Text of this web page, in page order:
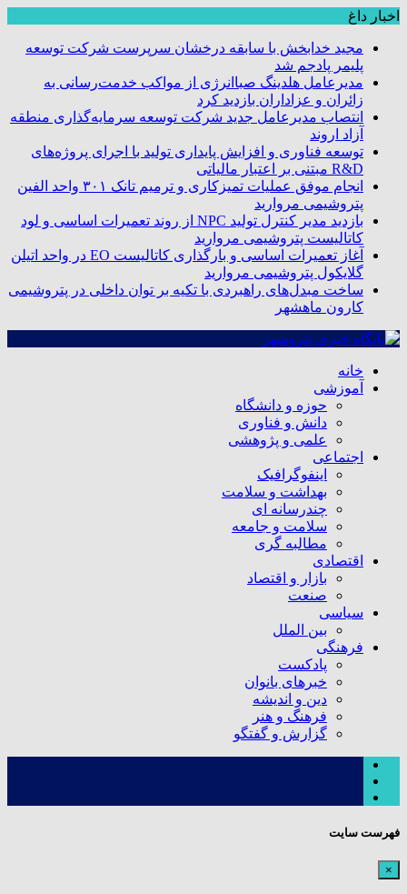
اخبار داغ
مجید خدابخش با سابقه درخشان سرپرست شرکت توسعه
پلیمر پادجم شد
مدیرعامل هلدینگ صباانرژی از مواکب خدمت‌رسانی به
زائران و عزاداران بازدید کرد
انتصاب مدیرعامل جدید شرکت توسعه سرمایه‌گذاری منطقه
آزاد اروند
توسعه فناوری و افزایش پایداری تولید با اجرای پروژه‌های
R&D مبتنی بر اعتبار مالیاتی
انجام موفق عملیات تمیزکاری و ترمیم تانک ۳۰۱ واحد الفین
پتروشیمی مروارید
بازدید مدیر کنترل تولید NPC از روند تعمیرات اساسی و لود
کاتالیست پتروشیمی مروارید
آغاز تعمیرات اساسی و بارگذاری کاتالیست EO در واحد اتیلن
گلایکول پتروشیمی مروارید
ساخت مبدل‌های راهبردی با تکیه بر توان داخلی در پتروشیمی
کارون ماهشهر
خانه
آموزشی
حوزه و دانشگاه
دانش و فناوری
علمی و پژوهشی
اجتماعی
اینفوگرافیک
بهداشت و سلامت
چندرسانه ای
سلامت و جامعه
مطالبه گری
اقتصادی
بازار و اقتصاد
صنعت
سیاسی
بین الملل
فرهنگی
پادکست
خبرهای بانوان
دین و اندیشه
فرهنگ و هنر
گزارش و گفتگو
فهرست سایت
×